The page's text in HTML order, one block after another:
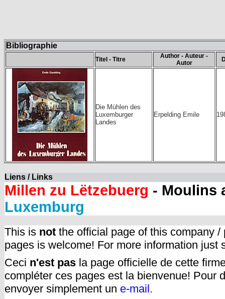
Bibliographie
Titel - Titre
Author - Auteur -
Autor
Die Mühlen des
Luxemburger
Landes
Erpelding Emile
Liens / Links
Millen zu Lëtzebuerg - Moulins
Luxemburg
This is not the official page of this company
pages is welcome! For more information just
Ceci n'est pas la page officielle de cette
compléter ces pages est la bienvenue! Pour
envoyer simplement un e-mail.